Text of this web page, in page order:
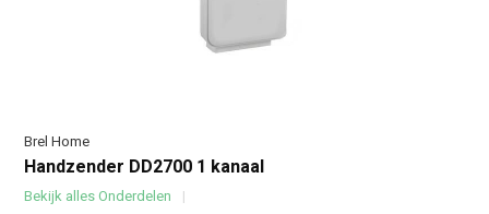
Brel Home
Handzender DD2700 1 kanaal
Bekijk alles Onderdelen